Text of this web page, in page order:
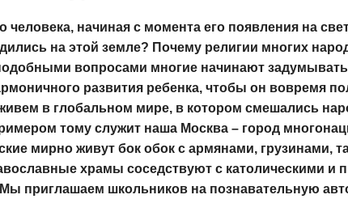
человека, начиная с момента его появления на
на этой земле? Почему религии многих
вопросами многие начинают
развития ребенка, чтобы он вовремя
в глобальном мире, в котором смешались
тому служит наша Москва – город
мирно живут бок обок с армянами, грузинами,
храмы соседствуют с католическими и
приглашаем школьников на познавательную